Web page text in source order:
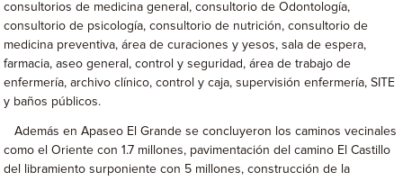
consultorios de medicina general, consultorio de Odontología,
consultorio de psicología, consultorio de nutrición, consultorio de
medicina preventiva, área de curaciones y yesos, sala de espera,
farmacia, aseo general, control y seguridad, área de trabajo de
enfermería, archivo clínico, control y caja, supervisión enfermería, SITE
y baños públicos.
Además en Apaseo El Grande se concluyeron los caminos vecinales
como el Oriente con 1.7 millones, pavimentación del camino El Castillo
del libramiento surponiente con 5 millones, construcción de la